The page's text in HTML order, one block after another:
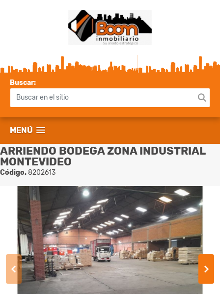
Buscar:
MENÚ
ARRIENDO BODEGA ZONA INDUSTRIAL
MONTEVIDEO
Código.8202613